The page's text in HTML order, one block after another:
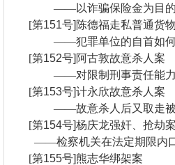
——以诈骗保险金为目
[第151号] 陈德福走私普通货
——犯罪单位的自首如
[第152号] 阿古敦故意杀人案
——对限制刑事责任能
[第153号]计永欣故意杀人案
——故意杀人后又取走
[第154号]杨庆龙强奸、抢劫案
——检察机关在法定期限内
[第155号]熊志华绑架案